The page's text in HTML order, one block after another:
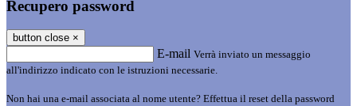
Recupero password
button close ×
E-mail Verrà inviato un messaggio
all'indirizzo indicato con le istruzioni necessarie.
Non hai una e-mail associata al nome utente? Effettua il reset della password